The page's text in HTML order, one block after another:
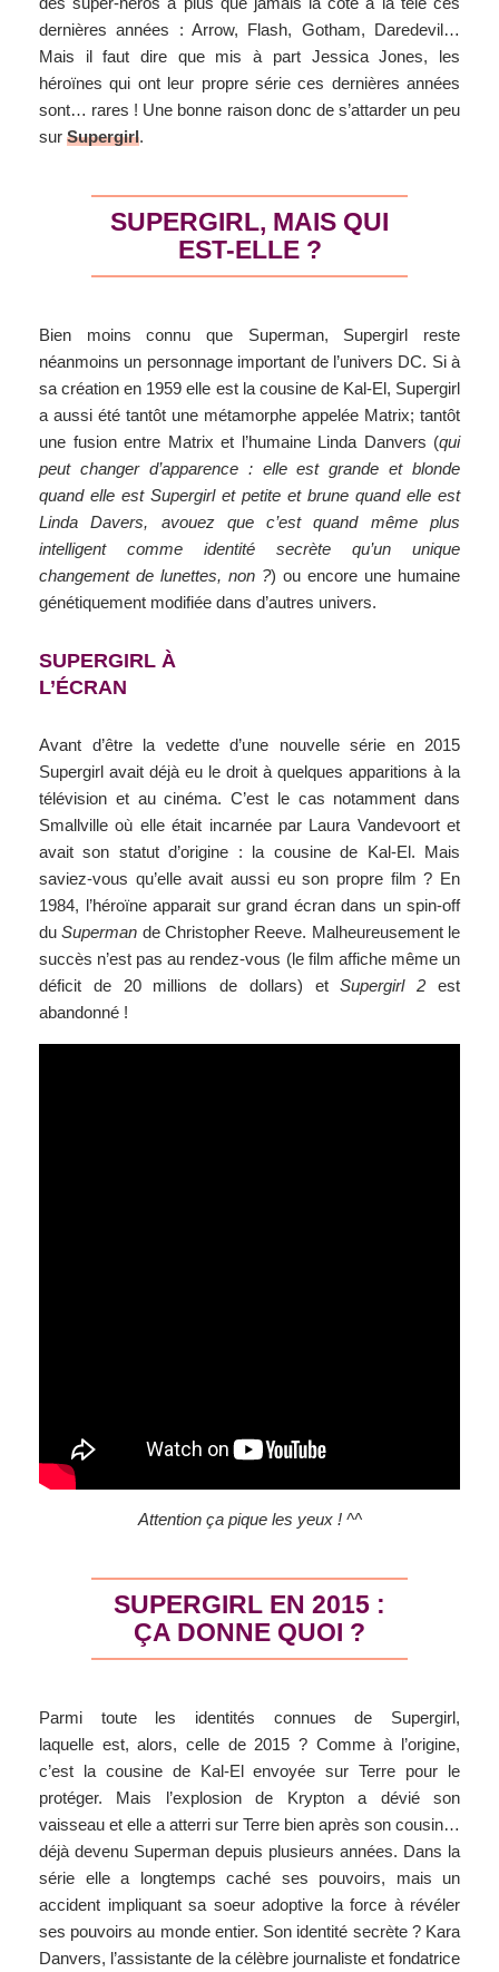
dernières années : Arrow, Flash, Gotham, Daredevil…
Mais il faut dire que mis à part Jessica Jones, les
héroïnes qui ont leur propre série ces dernières années
sont… rares ! Une bonne raison donc de s’attarder un peu
sur Supergirl.
SUPERGIRL, MAIS QUI
EST-ELLE ?
Bien moins connu que Superman, Supergirl reste
néanmoins un personnage important de l’univers DC. Si à
sa création en 1959 elle est la cousine de Kal-El, Supergirl
a aussi été tantôt une métamorphe appelée Matrix; tantôt
une fusion entre Matrix et l’humaine Linda Danvers (qui
peut changer d’apparence : elle est grande et blonde
quand elle est Supergirl et petite et brune quand elle est
Linda Davers, avouez que c’est quand même plus
intelligent comme identité secrète qu’un unique
changement de lunettes, non ?) ou encore une humaine
génétiquement modifiée dans d’autres univers.
SUPERGIRL À
L’ÉCRAN
Avant d’être la vedette d’une nouvelle série en 2015
Supergirl avait déjà eu le droit à quelques apparitions à la
télévision et au cinéma. C’est le cas notamment dans
Smallville où elle était incarnée par Laura Vandevoort et
avait son statut d’origine : la cousine de Kal-El. Mais
saviez-vous qu’elle avait aussi eu son propre film ? En
1984, l’héroïne apparait sur grand écran dans un spin-off
duSuperman de Christopher Reeve. Malheureusement le
succès n’est pas au rendez-vous (le film affiche même un
déficit de 20 millions de dollars) etSupergirl 2 est
abandonné !
Attention ça pique les yeux ! ^^
SUPERGIRL EN 2015 :
ÇA DONNE QUOI ?
Parmi toute les identités connues de Supergirl,
laquelle est, alors, celle de 2015 ? Comme à l’origine,
c’est la cousine de Kal-El envoyée sur Terre pour le
protéger. Mais l’explosion de Krypton a dévié son
vaisseau et elle a atterri sur Terre bien après son cousin…
déjà devenu Superman depuis plusieurs années. Dans la
série elle a longtemps caché ses pouvoirs, mais un
accident impliquant sa soeur adoptive la force à révéler
ses pouvoirs au monde entier. Son identité secrète ? Kara
Danvers, l’assistante de la célèbre journaliste et fondatrice